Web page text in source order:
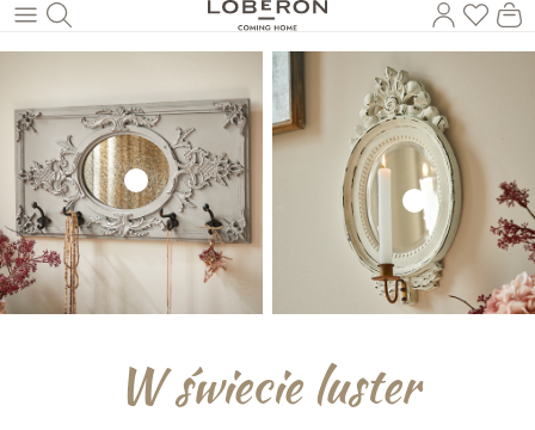
Wróć do wątku głównego
Masz
W świecie luster